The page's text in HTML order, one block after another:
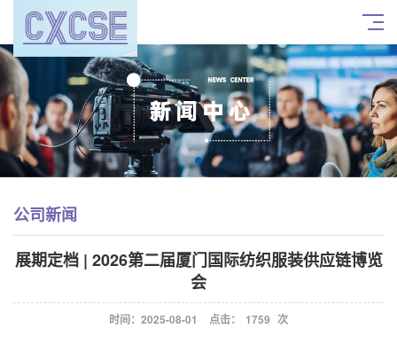
公司新闻
展期定档 | 2026第二届厦门国际纺织服装供应链博览
会
时间：2025-08-01 点击： 1759 次